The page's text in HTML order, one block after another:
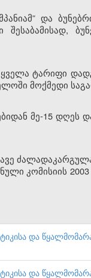
და
შესაბამისად,
ტარიფი
მოქმედი
მე-15
კომისიის
და
და